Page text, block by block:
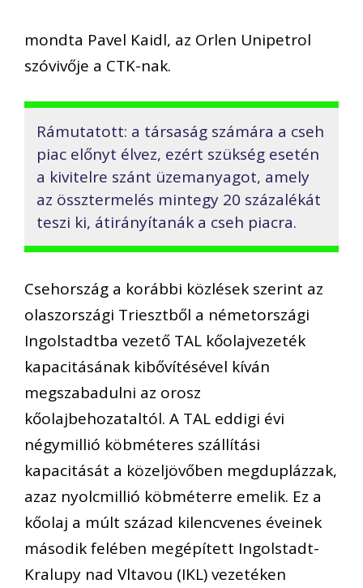
mondta Pavel Kaidl, az Orlen Unipetrol
szóvivője a CTK-nak.
Rámutatott: a társaság számára a cseh
piac előnyt élvez, ezért szükség esetén
a kivitelre szánt üzemanyagot, amely
az össztermelés mintegy 20 százalékát
teszi ki, átirányítanák a cseh piacra.
Csehország a korábbi közlések szerint az
olaszországi Triesztből a németországi
Ingolstadtba vezető TAL kőolajvezeték
kapacitásának kibővítésével kíván
megszabadulni az orosz
kőolajbehozataltól. A TAL eddigi évi
négymillió köbméteres szállítási
kapacitását a közeljövőben megduplázzak,
azaz nyolcmillió köbméterre emelik. Ez a
kőolaj a múlt század kilencvenes éveinek
második felében megépített Ingolstadt-
Kralupy nad Vltavou (IKL) vezetéken